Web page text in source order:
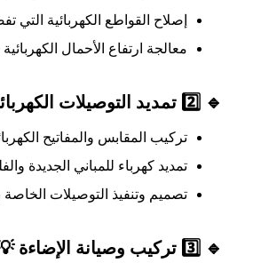
إصلاح القواطع الكهربائية التي
معالجة ارتفاع الأحمال
🔹 2️⃣ تمديد التوصيلات الكهربائية
تركيب المقابس والمفاتيح
تمديد كهرباء للمباني الجديدة
تصميم وتنفيذ التوصيلات الخاصة
🔹 3️⃣ تركيب وصيانة الإضاءة 💡